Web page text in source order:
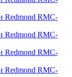
Redmond RMC-
Redmond RMC-
Redmond RMC-
Redmond RMC-